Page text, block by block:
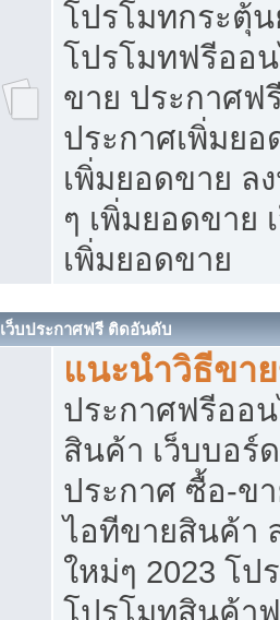
โปรโมทกระตุ้
โปรโมทฟรีออ
ขาย ประกาศฟ
ประกาศเพิ่มย
เพิ่มยอดขาย ล
ๆ เพิ่มยอดขาย
เพิ่มยอดขาย
เว็บประกาศฟรี ติดอันดับ
แนะนำวิธีขา
ประกาศฟรีออ
สินค้า เว็บบอร์
ประกาศ ซื้อ-ข
ไอทีขายสินค้า
ใหม่ๆ 2023 โป
โปรโมทสินค้า